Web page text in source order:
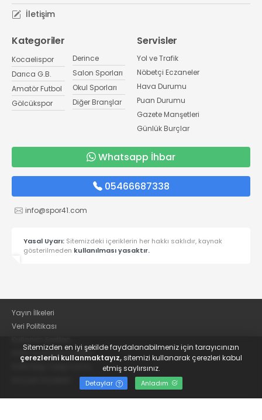
İletişim
Kategoriler
Kocaelispor
Darıca G.B.
Amatör Futbol
Gölcükspor
Derince
Salon Sporları
Okul Sporları
Diğer Branşlar
Servisler
Yol ve Trafik
Nöbetçi Eczaneler
Hava Durumu
Puan Durumu
Gazete Manşetleri
Günlük Burçlar
Whatsapp İhbar
05466687338
info@spor41.com
Yasal Uyarı: Sitemizdeki içeriklerin her hakkı saklıdır, kaynak
gösterilmeden kullanılması yasaktır.
Yayın İlkeleri
Veri Politikası
KVKK Aydınlatma Metni
Sitemizden en iyi şekilde faydalanabilmeniz için tarayıcınızın
çerezlerini kullanmaktayız,sitemizi kullanarak çerezleri kabul
etmiş saylırsınız.
Detaylar Anladım